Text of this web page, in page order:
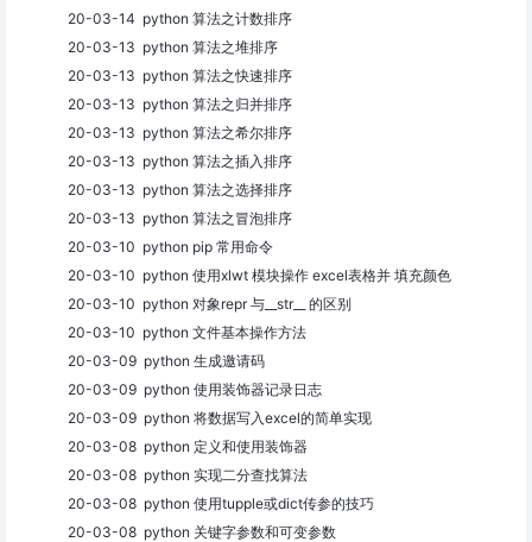
20-03-14 python 算法之计数排序
20-03-13 python 算法之堆排序
20-03-13 python 算法之快速排序
20-03-13 python 算法之归并排序
20-03-13 python 算法之希尔排序
20-03-13 python 算法之插入排序
20-03-13 python 算法之选择排序
20-03-13 python 算法之冒泡排序
20-03-10 python pip 常用命令
20-03-10 python 使用xlwt 模块操作 excel表格并 填充颜色
20-03-10 python 对象repr 与__str__ 的区别
20-03-10 python 文件基本操作方法
20-03-09 python 生成邀请码
20-03-09 python 使用装饰器记录日志
20-03-09 python 将数据写入excel的简单实现
20-03-08 python 定义和使用装饰器
20-03-08 python 实现二分查找算法
20-03-08 python 使用tupple或dict传参的技巧
20-03-08 python 关键字参数和可变参数